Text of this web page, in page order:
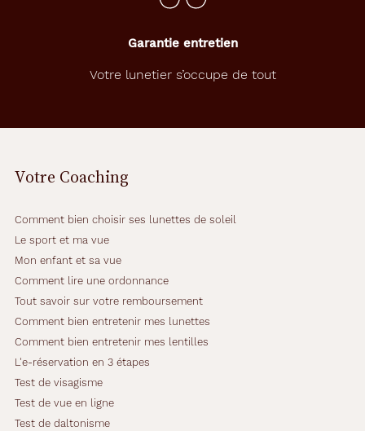
Garantie entretien
Votre lunetier s’occupe de tout
Votre Coaching
Comment bien choisir ses lunettes de soleil
Le sport et ma vue
Mon enfant et sa vue
Comment lire une ordonnance
Tout savoir sur votre remboursement
Comment bien entretenir mes lunettes
Comment bien entretenir mes lentilles
L'e-réservation en 3 étapes
Test de visagisme
Test de vue en ligne
Test de daltonisme